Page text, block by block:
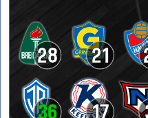
28 21
36 17